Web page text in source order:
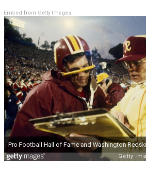
Embed from Getty Images